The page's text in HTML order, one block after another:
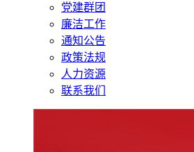
党建群团
廉洁工作
通知公告
政策法规
人力资源
联系我们